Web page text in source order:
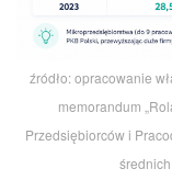
źródło: opracowanie
memorandum
Przedsiębiorców i